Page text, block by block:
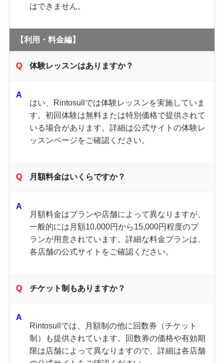
はできません。​
【利用・料金編】
体験レッスンはありますか？
はい、Rintosullでは体験レッスンを実施していま
す。​初回体験は無料または特別価格で提供されて
いる場合があります。​詳細は公式サイトの体験レ
ッスンページをご確認ください。​
月額料金はいくらですか？
月額料金はプランや店舗によって異なりますが、
一般的には月額10,000円から15,000円程度のプ
ランが用意されています。​詳細な料金プランは、
各店舗の公式サイトをご確認ください。​
チケット制もありますか？
Rintosullでは、月額制の他に回数券（チケット
制）も提供されています。​回数券の価格や有効期
限は店舗によって異なりますので、詳細は各店舗